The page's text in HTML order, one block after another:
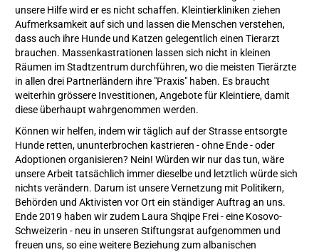
unsere Hilfe wird er es nicht schaffen. Kleintierkliniken ziehen
Aufmerksamkeit auf sich und lassen die Menschen verstehen,
dass auch ihre Hunde und Katzen gelegentlich einen Tierarzt
brauchen. Massenkastrationen lassen sich nicht in kleinen
Räumen im Stadtzentrum durchführen, wo die meisten Tierärzte
in allen drei Partnerländern ihre "Praxis" haben. Es braucht
weiterhin grössere Investitionen, Angebote für Kleintiere, damit
diese überhaupt wahrgenommen werden.
Können wir helfen, indem wir täglich auf der Strasse entsorgte
Hunde retten, ununterbrochen kastrieren - ohne Ende - oder
Adoptionen organisieren? Nein! Würden wir nur das tun, wäre
unsere Arbeit tatsächlich immer dieselbe und letztlich würde sich
nichts verändern. Darum ist unsere Vernetzung mit Politikern,
Behörden und Aktivisten vor Ort ein ständiger Auftrag an uns.
Ende 2019 haben wir zudem Laura Shqipe Frei - eine Kosovo-
Schweizerin - neu in unseren Stiftungsrat aufgenommen und
freuen uns, so eine weitere Beziehung zum albanischen